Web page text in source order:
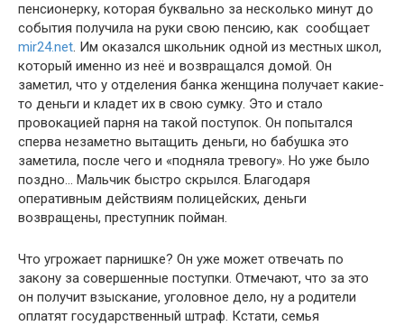
пенсионерку, которая буквально за несколько минут до
события получила на руки свою пенсию, как сообщает
mir24.net. Им оказался школьник одной из местных школ,
который именно из неё и возвращался домой. Он
заметил, что у отделения банка женщина получает какие-
то деньги и кладет их в свою сумку. Это и стало
провокацией парня на такой поступок. Он попытался
сперва незаметно вытащить деньги, но бабушка это
заметила, после чего и «подняла тревогу». Но уже было
поздно… Мальчик быстро скрылся. Благодаря
оперативным действиям полицейских, деньги
возвращены, преступник пойман.
Что угрожает парнишке? Он уже может отвечать по
закону за совершенные поступки. Отмечают, что за это
он получит взыскание, уголовное дело, ну а родители
оплатят государственный штраф. Кстати, семья